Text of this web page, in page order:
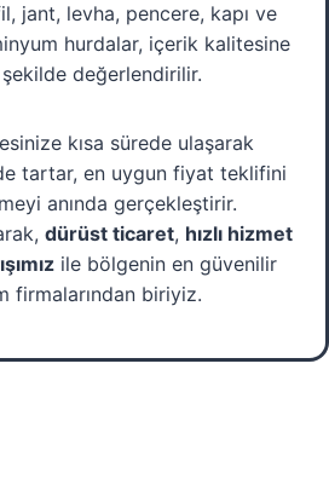
jant, levha, pencere, kapı ve
hurdalar, içerik kalitesine
değerlendirilir.
kısa sürede ulaşarak
tartar, en uygun fiyat teklifini
anında gerçekleştirir.
dürüst ticaret, hızlı hizmet
ile bölgenin en güvenilir
firmalarından biriyiz.